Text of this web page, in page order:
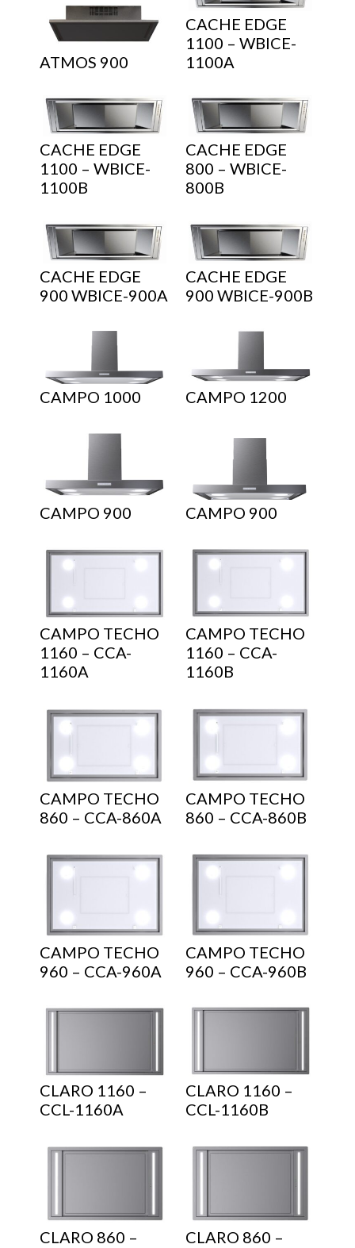
ATMOS 900
CACHE EDGE
1100 – WBICE-
1100A
CACHE EDGE
1100 – WBICE-
1100B
CACHE EDGE
800 – WBICE-
800B
CACHE EDGE
900 WBICE-900A
CACHE EDGE
900 WBICE-900B
CAMPO 1000 CAMPO 1200
CAMPO 900 CAMPO 900
CAMPO TECHO
1160 – CCA-
1160A
CAMPO TECHO
1160 – CCA-
1160B
CAMPO TECHO
860 – CCA-860A
CAMPO TECHO
860 – CCA-860B
CAMPO TECHO
960 – CCA-960A
CAMPO TECHO
960 – CCA-960B
CLARO 1160 –
CCL-1160A
CLARO 1160 –
CCL-1160B
CLARO 860 –
CLARO 860 –